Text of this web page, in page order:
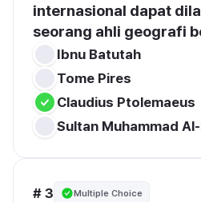
internasional dapat
seorang ahli geografi
Ibnu Batutah
Tome Pires
Claudius Ptolemaeus
Sultan Muhammad
# 3 Multiple Choice